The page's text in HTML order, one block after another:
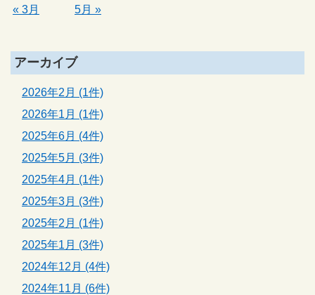
« 3月 5月 »
アーカイブ
2026年2月 (1件)
2026年1月 (1件)
2025年6月 (4件)
2025年5月 (3件)
2025年4月 (1件)
2025年3月 (3件)
2025年2月 (1件)
2025年1月 (3件)
2024年12月 (4件)
2024年11月 (6件)